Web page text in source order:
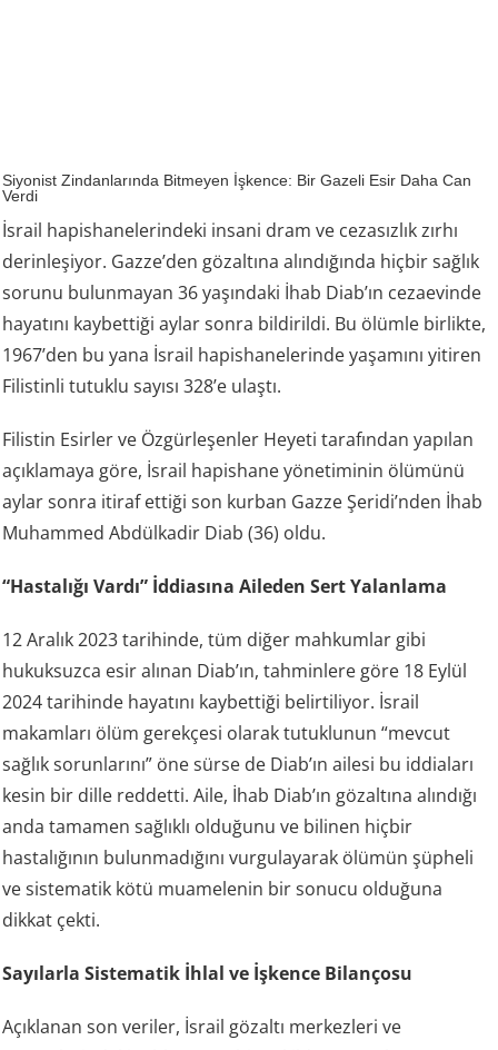
Siyonist Zindanlarında Bitmeyen İşkence: Bir Gazeli Esir Daha Can
Verdi
İsrail hapishanelerindeki insani dram ve cezasızlık zırhı
derinleşiyor. Gazze’den gözaltına alındığında hiçbir sağlık
sorunu bulunmayan 36 yaşındaki İhab Diab’ın cezaevinde
hayatını kaybettiği aylar sonra bildirildi. Bu ölümle birlikte,
1967’den bu yana İsrail hapishanelerinde yaşamını yitiren
Filistinli tutuklu sayısı 328’e ulaştı.
Filistin Esirler ve Özgürleşenler Heyeti tarafından yapılan
açıklamaya göre, İsrail hapishane yönetiminin ölümünü
aylar sonra itiraf ettiği son kurban Gazze Şeridi’nden İhab
Muhammed Abdülkadir Diab (36) oldu.
“Hastalığı Vardı” İddiasına Aileden Sert Yalanlama
12 Aralık 2023 tarihinde, tüm diğer mahkumlar gibi
hukuksuzca esir alınan Diab’ın, tahminlere göre 18 Eylül
2024 tarihinde hayatını kaybettiği belirtiliyor. İsrail
makamları ölüm gerekçesi olarak tutuklunun “mevcut
sağlık sorunlarını” öne sürse de Diab’ın ailesi bu iddiaları
kesin bir dille reddetti. Aile, İhab Diab’ın gözaltına alındığı
anda tamamen sağlıklı olduğunu ve bilinen hiçbir
hastalığının bulunmadığını vurgulayarak ölümün şüpheli
ve sistematik kötü muamelenin bir sonucu olduğuna
dikkat çekti.
Sayılarla Sistematik İhlal ve İşkence Bilançosu
Açıklanan son veriler, İsrail gözaltı merkezleri ve